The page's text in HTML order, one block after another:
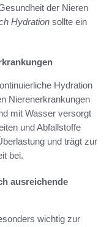
der Nieren
Hydration sollte ein
Hydration
Nierenerkrankungen
mit Wasser versorgt
und Abfallstoffe
und trägt zur
bei.
ausreichende
wichtig zur